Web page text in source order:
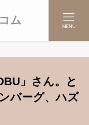
ム MENU
」さん。と
バーグ、ハズ